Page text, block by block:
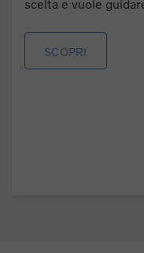
scelta e vuole
SCOPRI